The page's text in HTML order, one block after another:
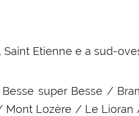
Etienne e a sud-
super Besse /
Mont Lozère / Le